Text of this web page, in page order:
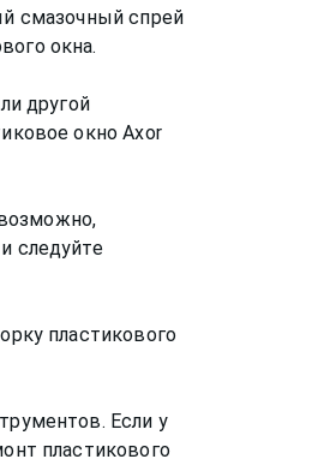
смазочный спрей
окна.
другой
окно Axor
следуйте
пластикового
Если у
пластикового